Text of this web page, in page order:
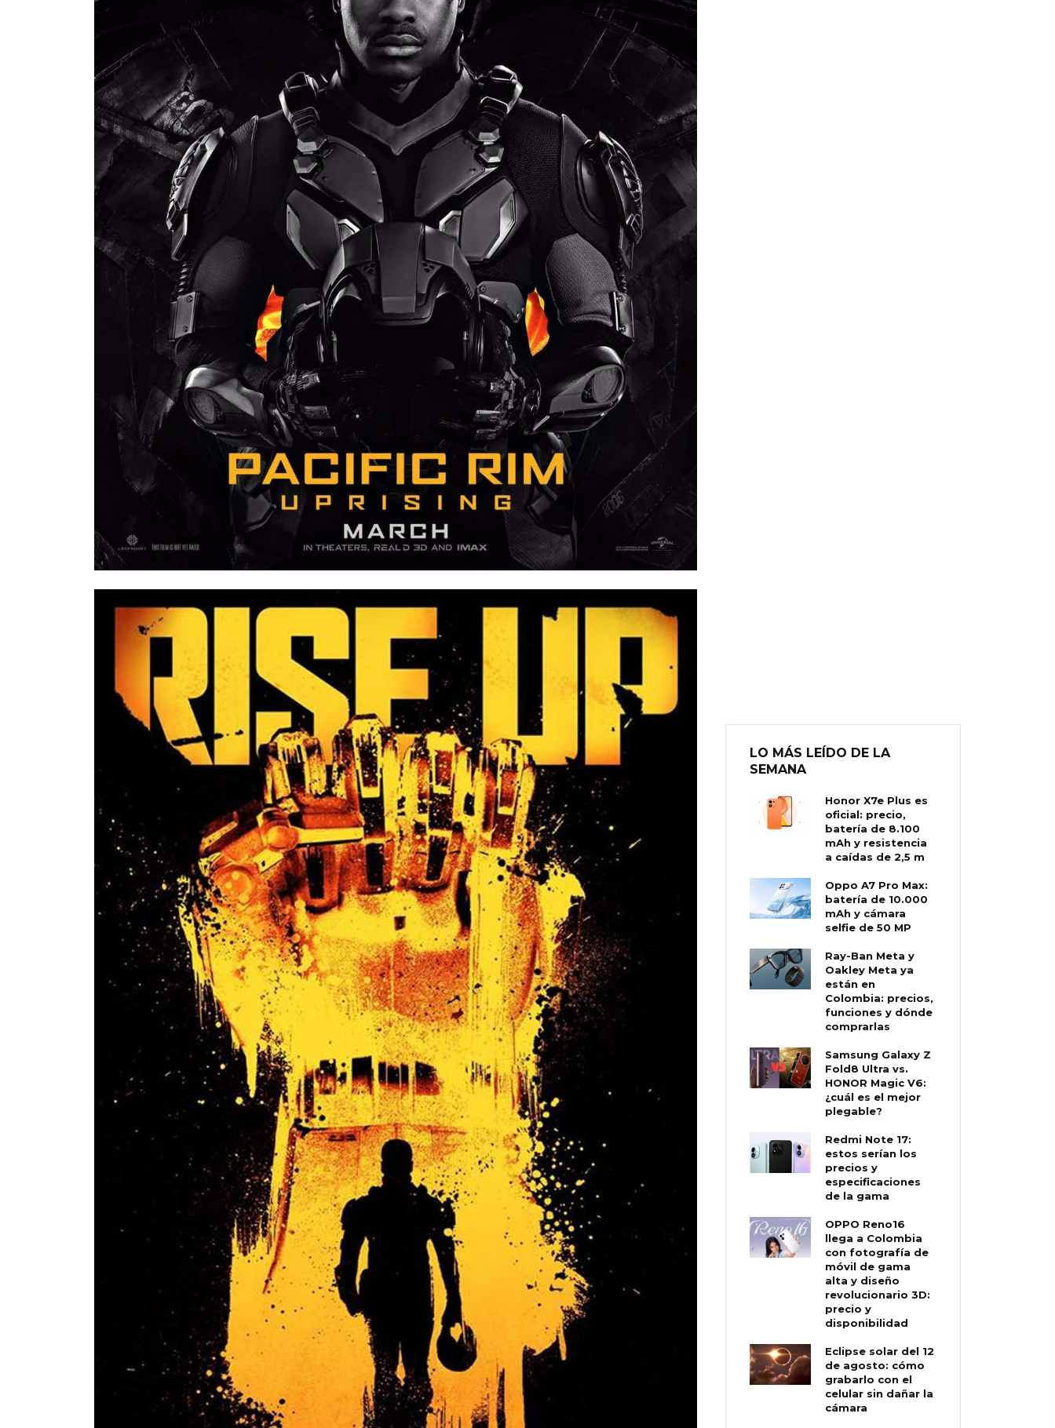
LO MÁS LEÍDO DE LA
SEMANA
Honor X7e Plus es
oficial: precio,
batería de 8.100
mAh y resistencia
a caídas de 2,5 m
Oppo A7 Pro Max:
batería de 10.000
mAh y cámara
selfie de 50 MP
Ray-Ban Meta y
Oakley Meta ya
están en
Colombia: precios,
funciones y dónde
comprarlas
Samsung Galaxy Z
Fold8 Ultra vs.
HONOR Magic V6:
¿cuál es el mejor
plegable?
Redmi Note 17:
estos serían los
precios y
especificaciones
de la gama
OPPO Reno16
llega a Colombia
con fotografía de
móvil de gama
alta y diseño
revolucionario 3D:
precio y
disponibilidad
Eclipse solar del 12
de agosto: cómo
grabarlo con el
celular sin dañar la
cámara